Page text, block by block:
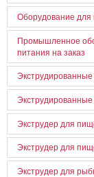
Оборудование для
Промышленное
питания на заказ
Экструдированные
Экструдер для
Экструдер для
Экструдер для